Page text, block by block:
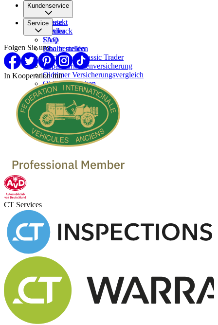
Über uns
Karriere
Presse
Partner
Kundenservice
Kontakt
Feedback
FAQ
Inhalte melden
Service
Shop
Abo bestellen
Werben bei Classic Trader
Reparaturkostenversicherung
Oldtimer Versicherungsvergleich
Oldtimer Marken
Oldtimer verkaufen
Oldtimer Händler
Oldtimer Garagen
Folgen Sie uns
In Kooperation mit
CT Services